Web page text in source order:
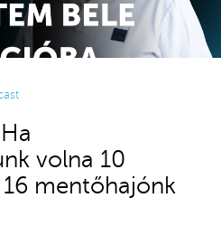
volna 10
mentőhajónk